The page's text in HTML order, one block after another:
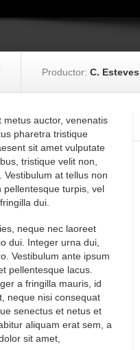
Productor: C. Esteves
auctor, venenatis
pharetra tristique
sit amet vulputate
tristique velit non,
at tellus non
pellentesque turpis, vel
dui.
neque nec laoreet
dui. Integer urna dui,
Vestibulum ante ipsum
pellentesque lacus.
a fringilla mauris, id
neque nisi consequat
senectus et netus et
aliquam erat sem, a
sit amet,